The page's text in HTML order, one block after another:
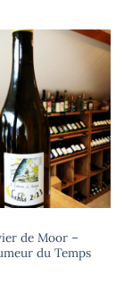
de Moor –
du Temps